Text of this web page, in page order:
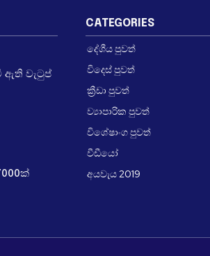
ඇති වැටුප්
CATEGORIES
දේශීය පුවත්
විදෙස් පුවත්
ක්‍රීඩා පුවත්
ව්‍යාපාරික පුවත්
විශේෂාංග පුවත්
වීඩීයෝ
අයවැය 2019